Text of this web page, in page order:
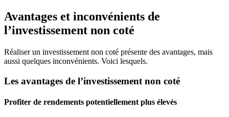
Avantages et inconvénients de
l’investissement non coté
Réaliser un investissement non coté présente des avantages, mais
aussi quelques inconvénients. Voici lesquels.
Les avantages de l’investissement non coté
Profiter de rendements potentiellement plus élevés